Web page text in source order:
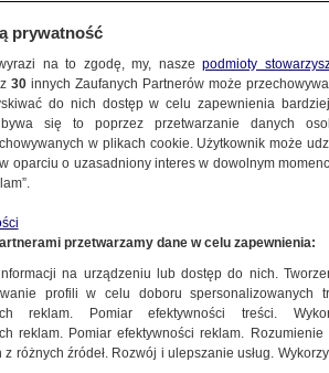
samochód przejechał
moście w Genui
opuścił Włochy pierwszy
rezygnacji. Pojechał
brata w Niemczech
prywatność
na to zgodę, my, naszepodmioty
30 innych Zaufanych Partnerów może
do nich dostęp w celu zapewnienia
się to poprzez przetwarzanie danych
w plikach cookie. Użytkownik może
oparciu o uzasadniony interes w dowolnym
przetwarzamy dane w celu zapewnienia:
na urządzeniu lub dostęp do nich.
profili w celu doboru spersonalizowanych
reklam. Pomiar efektywności treści.
reklam. Pomiar efektywności reklam.
z różnych źródeł. Rozwój i ulepszanie usług.